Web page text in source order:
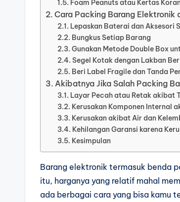
Foam Peanuts atau Kertas
Cara Packing Barang Elektronik
Lepaskan Baterai dan Aksesori
Bungkus Setiap Barang
Gunakan Metode Double Box
Segel Kotak dengan Lakban
Beri Label Fragile dan Tanda
Akibatnya Jika Salah Packing
Layar Pecah atau Retak akibat
Kerusakan Komponen Internal
Kerusakan akibat Air dan
Kehilangan Garansi karena
Kesimpulan
Barang elektronik termasuk benda
itu, harganya yang relatif mahal
ada berbagai cara yang bisa kamu